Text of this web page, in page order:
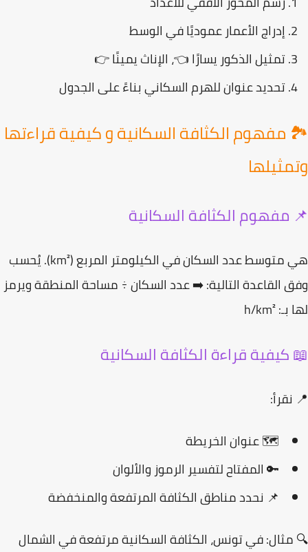
إدراج الأعمار عموديًا في الوسط
تمثيل الذكور يسارًا 👈، الإناث يمينًا 👉
تحديد عنوان للهرم السكاني بناءً على الجدول
الكثافة السكانية و كيفية قراءتها
الكثافة السكانية
متوسط عدد السكان
في الكيلومتر المربع (km²). يُحسب
القاعدة التالية: ➡️عدد السكان ÷ مساحة المنطقةويرمز
h/km²
قراءة الكثافة السكانية
🗺️ عنوان الخريطة
🔑 المفتاح لتفسير الرموز والألوان
📌 نحدد مناطق الكثافة المرتفعة والمنخفضة
فيتونس، الكثافة السكانية مرتفعة في الشمال